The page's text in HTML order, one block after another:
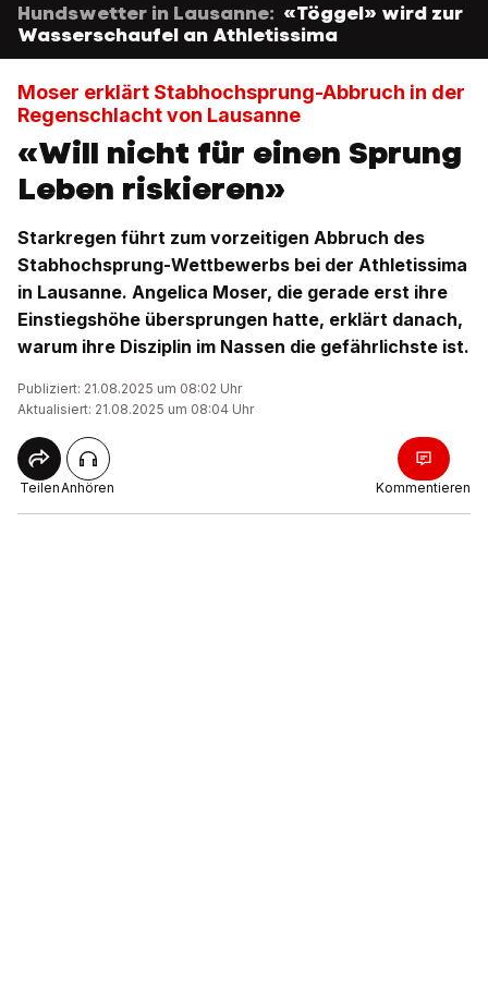
Hundswetter in Lausanne: «Töggel» wird zur
Wasserschaufel an Athletissima
Moser erklärt Stabhochsprung-Abbruch in der
Regenschlacht von Lausanne
«Will nicht für einen Sprung
Leben riskieren»
Starkregen führt zum vorzeitigen Abbruch des
Stabhochsprung-Wettbewerbs bei der Athletissima
in Lausanne. Angelica Moser, die gerade erst ihre
Einstiegshöhe übersprungen hatte, erklärt danach,
warum ihre Disziplin im Nassen die gefährlichste ist.
Publiziert: 21.08.2025 um 08:02 Uhr
Aktualisiert: 21.08.2025 um 08:04 Uhr
TeilenAnhören Kommentieren